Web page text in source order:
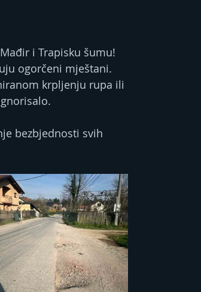
i Trapisku šumu!
ogorčeni mještani.
krpljenju rupa ili
bezbjednosti svih